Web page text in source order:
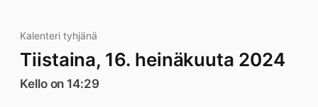
Kalenteri tyhjänä
Tiistaina, 16. heinäkuuta 2024
Kello on 14:29